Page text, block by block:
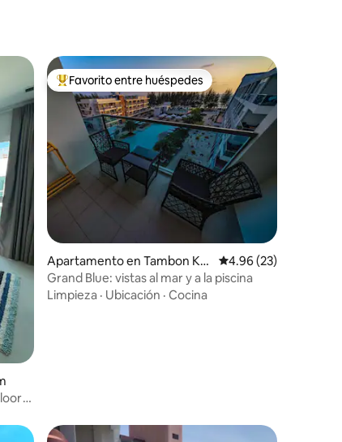
Favorito entre huéspedes preferido
Favorito entre huéspedes
Apartamento en Tambon Kra
m
Calificación
4.96 (23)
Grand Blue: vistas al mar y a la piscina
Limpieza · Ubicación · Cocina